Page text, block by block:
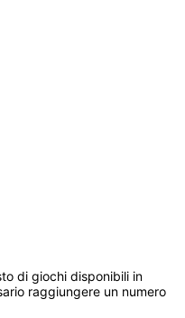
di giochi disponibili in
raggiungere un numero